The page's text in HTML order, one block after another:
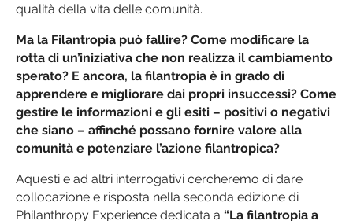
qualità della vita delle comunità.
Ma la Filantropia può fallire? Come modificare la
rotta di un’iniziativa che non realizza il cambiamento
sperato? E ancora, la filantropia è in grado di
apprendere e migliorare dai propri insuccessi? Come
gestire le informazioni e gli esiti – positivi o negativi
che siano – affinché possano fornire valore alla
comunità e potenziare l’azione filantropica?
Aquesti e ad altri interrogativi cercheremo di dare
collocazione e risposta nella seconda edizione di
Philanthropy Experience dedicata a “La filantropia a